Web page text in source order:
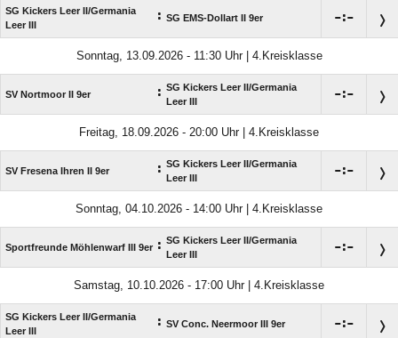
SG Kickers Leer II/​Germania
Leer III
: SG EMS-Dollart II 9er :
Sonntag, 13.09.2026 - 11:30 Uhr | 4.Kreisklasse
SV Nortmoor II 9er : SG Kickers Leer II/​Germania
Leer III
:
Freitag, 18.09.2026 - 20:00 Uhr | 4.Kreisklasse
SV Fresena Ihren II 9er : SG Kickers Leer II/​Germania
Leer III
:
Sonntag, 04.10.2026 - 14:00 Uhr | 4.Kreisklasse
Sportfreunde Möhlenwarf III 9er : SG Kickers Leer II/​Germania
Leer III
:
Samstag, 10.10.2026 - 17:00 Uhr | 4.Kreisklasse
SG Kickers Leer II/​Germania
Leer III
: SV Conc. Neermoor III 9er :